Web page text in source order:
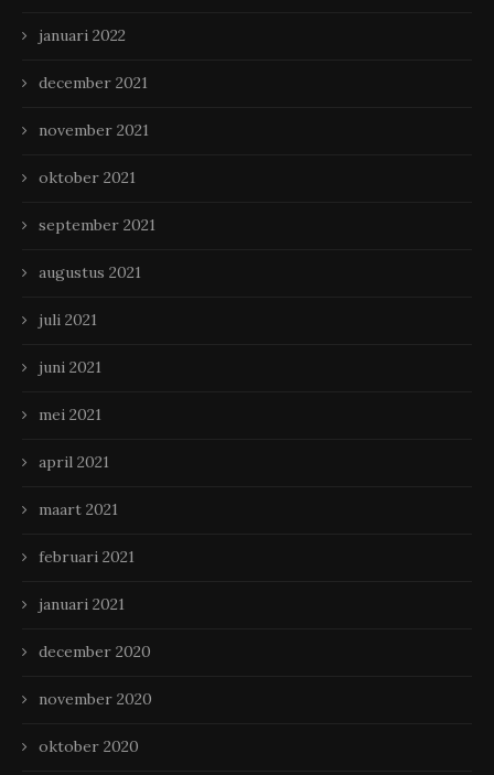
januari 2022
december 2021
november 2021
oktober 2021
september 2021
augustus 2021
juli 2021
juni 2021
mei 2021
april 2021
maart 2021
februari 2021
januari 2021
december 2020
november 2020
oktober 2020